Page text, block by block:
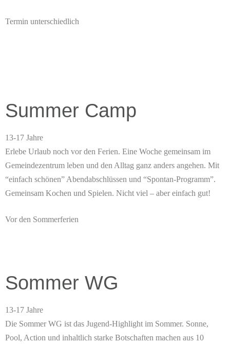
Termin unterschiedlich
Summer Camp
13-17 Jahre
Erlebe Urlaub noch vor den Ferien. Eine Woche gemeinsam im
Gemeindezentrum leben und den Alltag ganz anders angehen. Mit
“einfach schönen” Abendabschlüssen und “Spontan-Programm”.
Gemeinsam Kochen und Spielen. Nicht viel – aber einfach gut!
Vor den Sommerferien
Sommer WG
13-17 Jahre
Die Sommer WG ist das Jugend-Highlight im Sommer. Sonne,
Pool, Action und inhaltlich starke Botschaften machen aus 10